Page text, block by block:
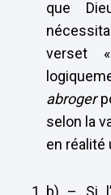
que
verset
abroger
selon la
en réalité
b) – Si